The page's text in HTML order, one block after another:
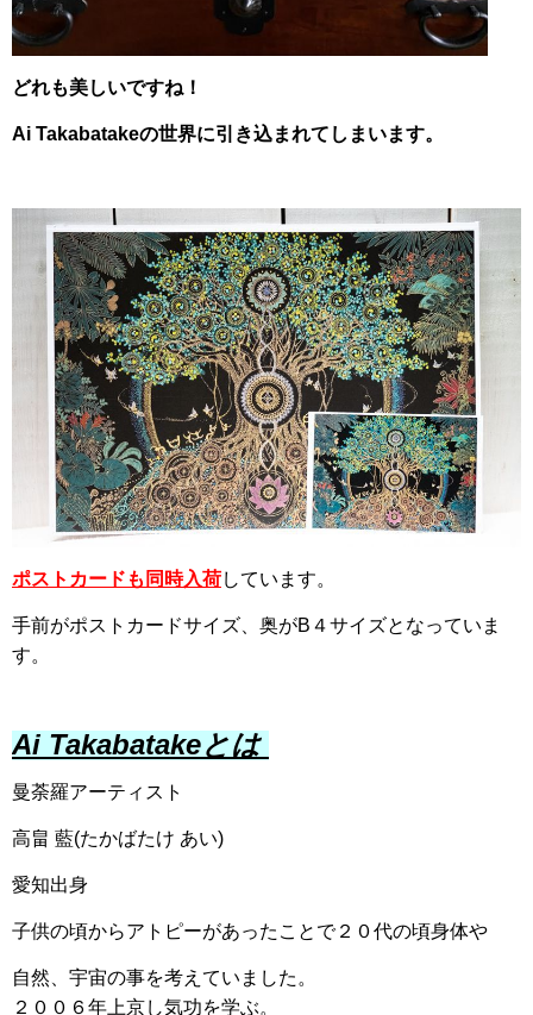
どれも美しいですね！
Ai Takabatakeの世界に引き込まれてしまいます。
ポストカードも同時入荷しています。
手前がポストカードサイズ、奥がB４サイズとなっていま
す。
Ai Takabatakeとは
曼荼羅アーティスト
高畠 藍(たかばたけ あい)
愛知出身
子供の頃からアトピーがあったことで２０代の頃身体や
自然、宇宙の事を考えていました。
２００６年上京し気功を学ぶ。